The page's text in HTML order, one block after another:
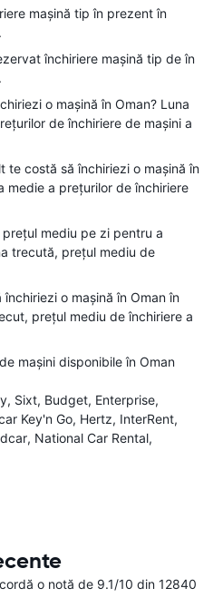
mașină tip în prezent în
închiriere mașină tip de în
o mașină în Oman? Luna
de închiriere de mașini a
te costă să închiriezi o mașină în
medie a prețurilor de închiriere
mediu pe zi pentru a
trecută, prețul mediu de
o mașină în Oman în
prețul mediu de închiriere a
mașini disponibile în Oman
Sixt Budget Enterprise
Key'n Go Hertz InterRent
National Car Rental
o notă de 9.1/10 din 12840